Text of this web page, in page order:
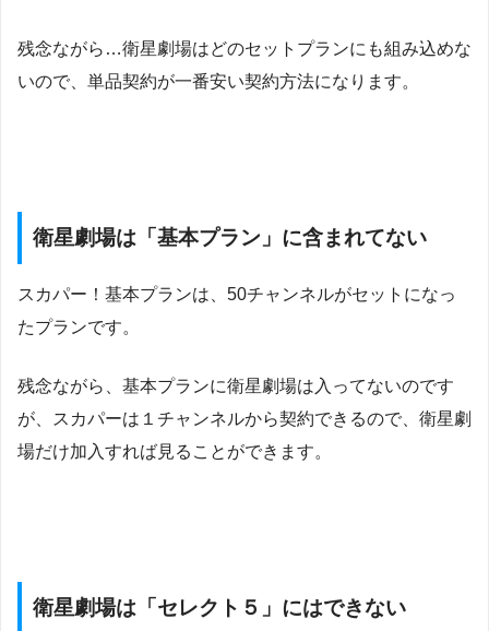
残念ながら…衛星劇場はどのセットプランにも組み込めな
いので、単品契約が一番安い契約方法になります。
衛星劇場は「基本プラン」に含まれてない
スカパー！基本プランは、50チャンネルがセットになっ
たプランです。
残念ながら、基本プランに衛星劇場は入ってないのです
が、スカパーは１チャンネルから契約できるので、衛星劇
場だけ加入すれば見ることができます。
衛星劇場は「セレクト５」にはできない